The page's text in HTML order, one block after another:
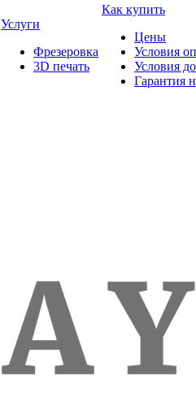
Услуги
Фрезеровка
3D печать
Как купить
Цены
Условия
Условия
Гарантия